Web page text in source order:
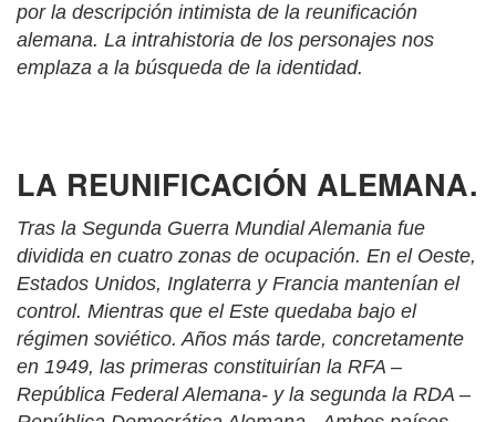
por la descripción intimista de la reunificación
alemana. La intrahistoria de los personajes nos
emplaza a la búsqueda de la identidad.
LA REUNIFICACIÓN ALEMANA.
Tras la Segunda Guerra Mundial Alemania fue
dividida en cuatro zonas de ocupación. En el Oeste,
Estados Unidos, Inglaterra y Francia mantenían el
control. Mientras que el Este quedaba bajo el
régimen soviético. Años más tarde, concretamente
en 1949, las primeras constituirían la RFA –
República Federal Alemana- y la segunda la RDA –